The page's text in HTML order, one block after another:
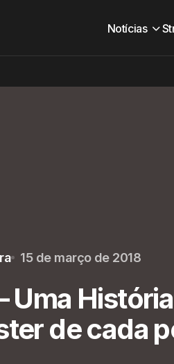
Notícias
15 de março de 2018
Uma
de cada